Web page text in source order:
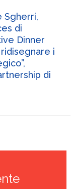
Sgherri,
di
Dinner
i
di